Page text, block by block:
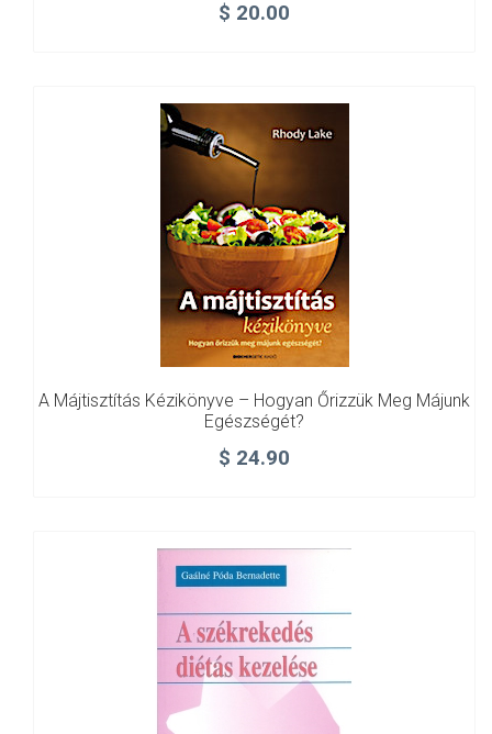
$ 20.00
A Májtisztítás Kézikönyve – Hogyan Őrizzük Meg Májunk
Egészségét?
$ 24.90